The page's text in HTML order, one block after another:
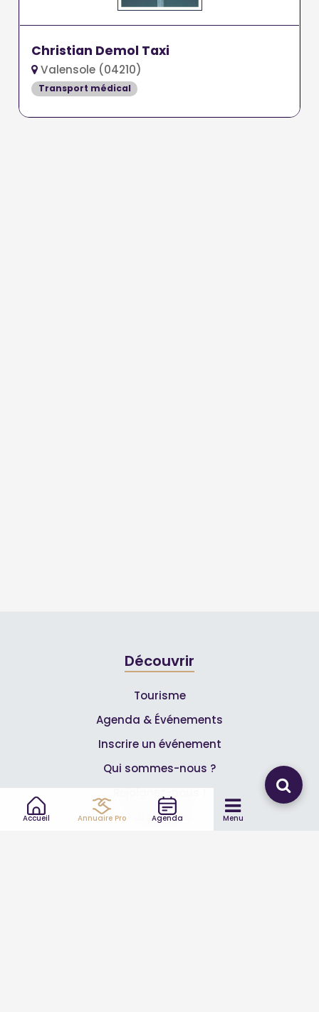
Accueil Annuaire Pro Agenda Menu
Christian Demol Taxi
Valensole (04210)
Transport médical
Découvrir
Tourisme
Agenda & Événements
Inscrire un événement
Qui sommes-nous ?
Rejoignez-nous !
Partenaires